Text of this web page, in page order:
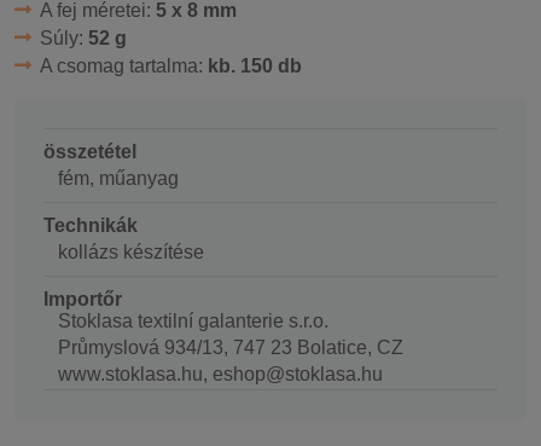
A fej méretei: 5 x 8 mm
Súly: 52 g
A csomag tartalma: kb. 150 db
összetétel
fém, műanyag
Technikák
kollázs készítése
Importőr
Stoklasa textilní galanterie s.r.o.
Průmyslová 934/13, 747 23 Bolatice, CZ
www.stoklasa.hu, eshop@stoklasa.hu